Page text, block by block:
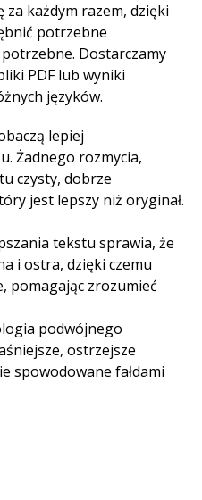
za każdym razem, dzięki
potrzebne
Dostarczamy
PDF lub wyniki
języków.
lepiej
Żadnego rozmycia,
czysty, dobrze
jest lepszy niż oryginał.
tekstu sprawia, że
i ostra, dzięki czemu
pomagając zrozumieć
podwójnego
ostrzejsze
spowodowane fałdami